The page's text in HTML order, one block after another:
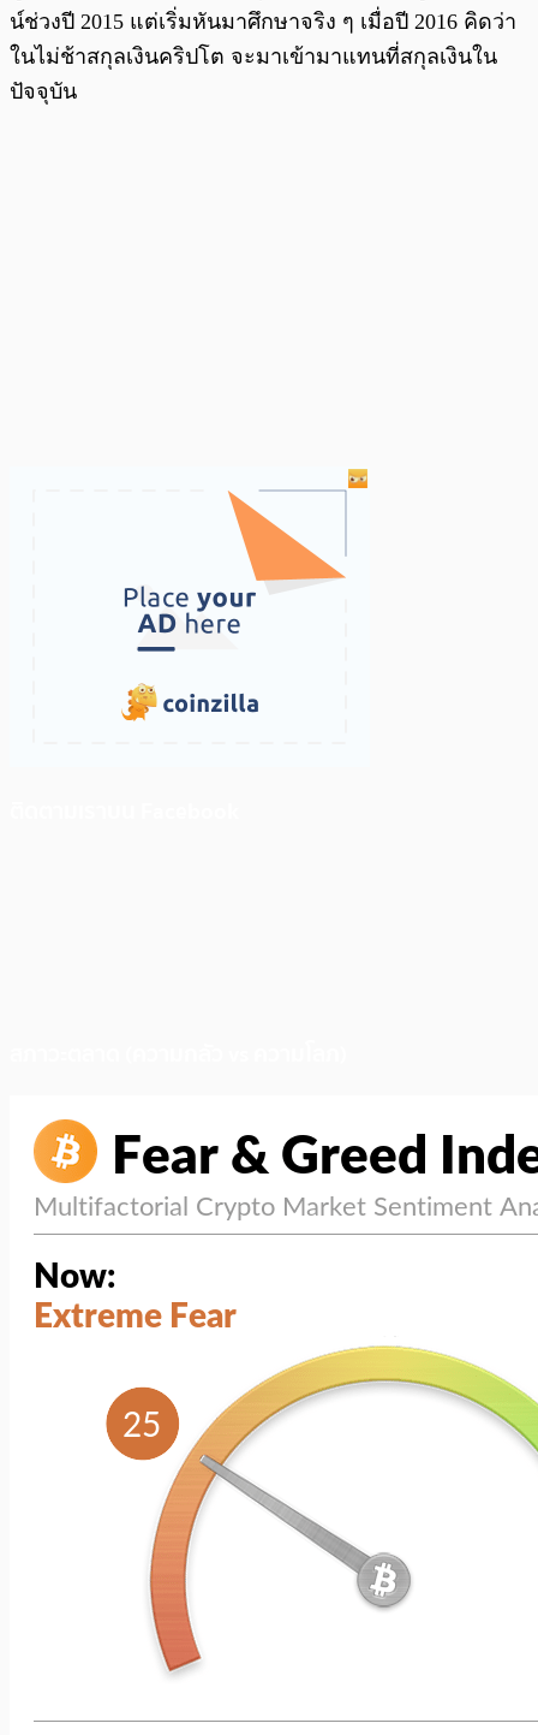
น์ช่วงปี 2015 แต่เริ่มหันมาศึกษาจริง ๆ เมื่อปี 2016 คิดว่า
ในไม่ช้าสกุลเงินคริปโต จะมาเข้ามาแทนที่สกุลเงินใน
ปัจจุบัน